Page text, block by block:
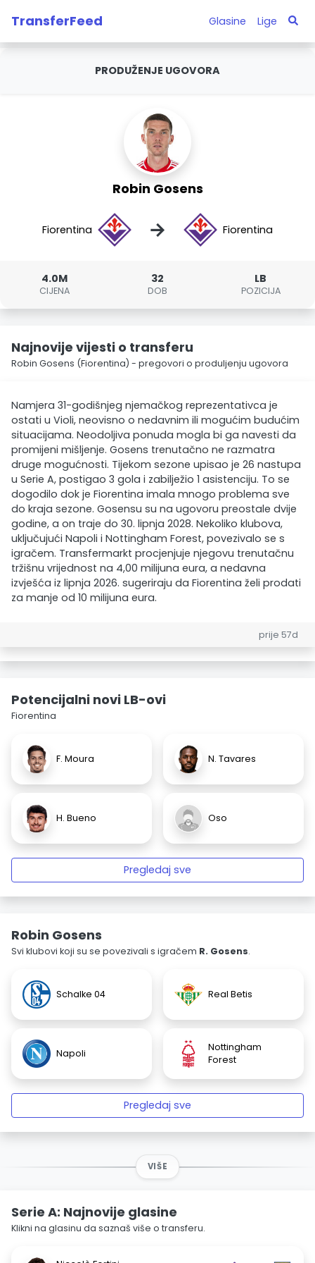
TransferFeed Glasine Lige
PRODUŽENJE UGOVORA
Robin Gosens
Fiorentina → Fiorentina
4.0M
CIJENA
32
DOB
LB
POZICIJA
Najnovije vijesti o transferu
Robin Gosens (Fiorentina) - pregovori o produljenju ugovora
Namjera 31-godišnjeg njemačkog reprezentativca je
ostati u Violi, neovisno o nedavnim ili mogućim budućim
situacijama. Neodoljiva ponuda mogla bi ga navesti da
promijeni mišljenje. Gosens trenutačno ne razmatra
druge mogućnosti. Tijekom sezone upisao je 26 nastupa
u Serie A, postigao 3 gola i zabilježio 1 asistenciju. To se
dogodilo dok je Fiorentina imala mnogo problema sve
do kraja sezone. Gosensu su na ugovoru preostale dvije
godine, a on traje do 30. lipnja 2028. Nekoliko klubova,
uključujući Napoli i Nottingham Forest, povezivalo se s
igračem. Transfermarkt procjenjuje njegovu trenutačnu
tržišnu vrijednost na 4,00 milijuna eura, a nedavna
izvješća iz lipnja 2026. sugeriraju da Fiorentina želi prodati
za manje od 10 milijuna eura.
prije 57d
Potencijalni novi LB-ovi
Fiorentina
F. Moura N. Tavares
H. Bueno Oso
Pregledaj sve
Robin Gosens
Svi klubovi koji su se povezivali s igračem R. Gosens.
Schalke 04 Real Betis
Napoli
Nottingham
Forest
Pregledaj sve
VIŠE
Serie A: Najnovije glasine
Klikni na glasinu da saznaš više o transferu.